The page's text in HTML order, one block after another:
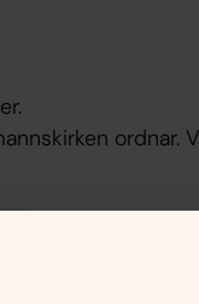
ordnar.